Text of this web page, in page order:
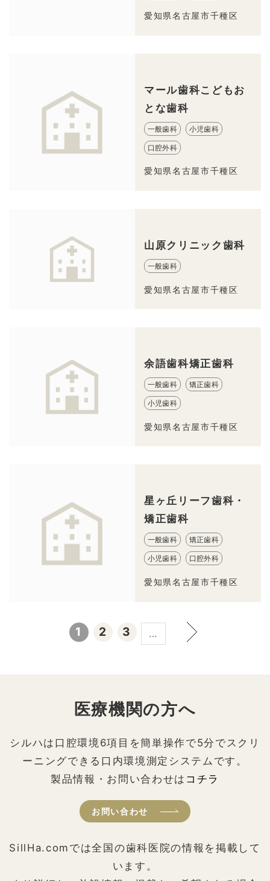
愛知県名古屋市千種区
マール歯科こどもお
とな歯科
一般歯科 小児歯科
口腔外科
愛知県名古屋市千種区
山原クリニック歯科
一般歯科
愛知県名古屋市千種区
余語歯科矯正歯科
一般歯科 矯正歯科
小児歯科
愛知県名古屋市千種区
星ヶ丘リーフ歯科・
矯正歯科
一般歯科 矯正歯科
小児歯科 口腔外科
愛知県名古屋市千種区
1 2 3 …
医療機関の方へ
シルハは口腔環境6項目を簡単操作で5分でスクリ
ーニングできる口内環境測定システムです。
製品情報・お問い合わせは コチラ
お問い合わせ
SillHa.comでは全国の歯科医院の情報を掲載して
います。